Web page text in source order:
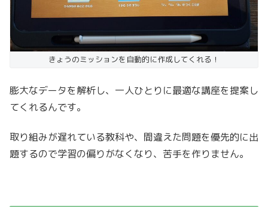
きょうのミッションを自動的に作成してくれる！
膨大なデータを解析し、一人ひとりに最適な講座を提案し
てくれるんです。
取り組みが遅れている教科や、間違えた問題を優先的に出
題するので学習の偏りがなくなり、苦手を作りません。